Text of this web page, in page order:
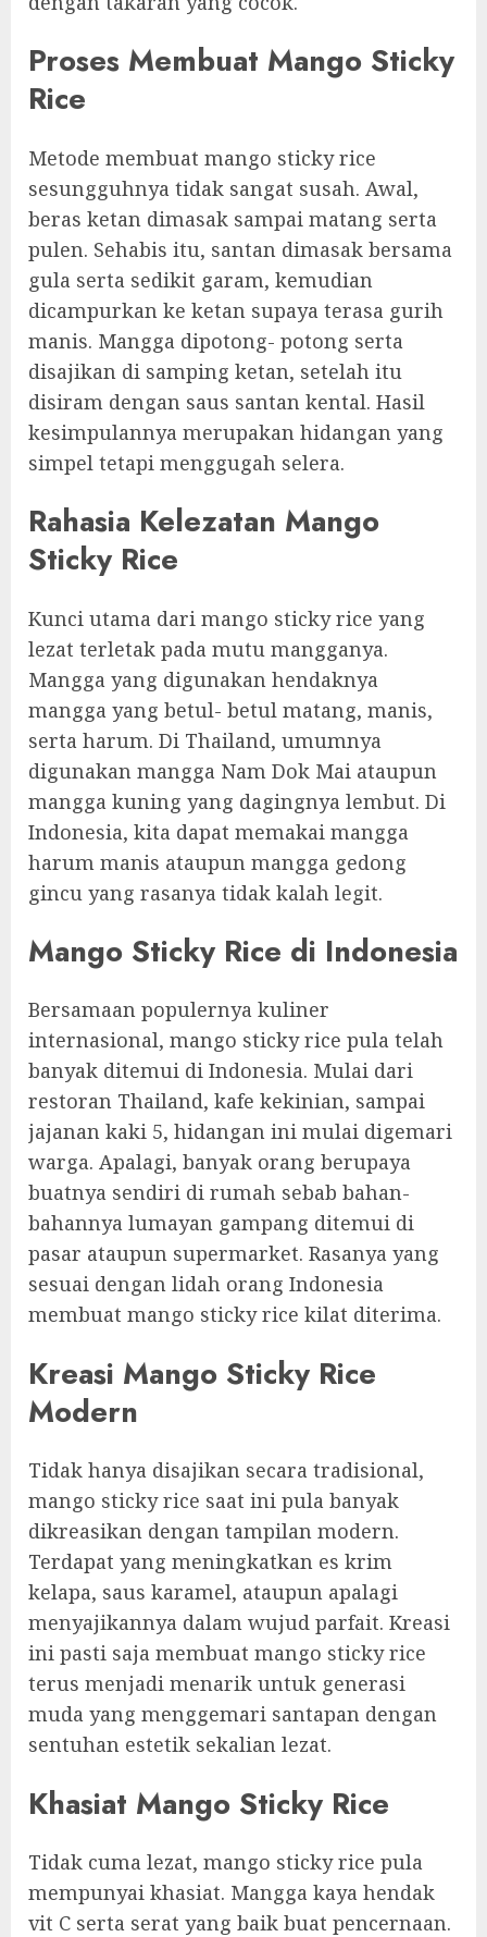
Proses Membuat Mango Sticky
Rice
Metode membuat mango sticky rice
sesungguhnya tidak sangat susah. Awal,
beras ketan dimasak sampai matang serta
pulen. Sehabis itu, santan dimasak bersama
gula serta sedikit garam, kemudian
dicampurkan ke ketan supaya terasa gurih
manis. Mangga dipotong- potong serta
disajikan di samping ketan, setelah itu
disiram dengan saus santan kental. Hasil
kesimpulannya merupakan hidangan yang
simpel tetapi menggugah selera.
Rahasia Kelezatan Mango
Sticky Rice
Kunci utama dari mango sticky rice yang
lezat terletak pada mutu mangganya.
Mangga yang digunakan hendaknya
mangga yang betul- betul matang, manis,
serta harum. Di Thailand, umumnya
digunakan mangga Nam Dok Mai ataupun
mangga kuning yang dagingnya lembut. Di
Indonesia, kita dapat memakai mangga
harum manis ataupun mangga gedong
gincu yang rasanya tidak kalah legit.
Mango Sticky Rice di Indonesia
Bersamaan populernya kuliner
internasional, mango sticky rice pula telah
banyak ditemui di Indonesia. Mulai dari
restoran Thailand, kafe kekinian, sampai
jajanan kaki 5, hidangan ini mulai digemari
warga. Apalagi, banyak orang berupaya
buatnya sendiri di rumah sebab bahan-
bahannya lumayan gampang ditemui di
pasar ataupun supermarket. Rasanya yang
sesuai dengan lidah orang Indonesia
membuat mango sticky rice kilat diterima.
Kreasi Mango Sticky Rice
Modern
Tidak hanya disajikan secara tradisional,
mango sticky rice saat ini pula banyak
dikreasikan dengan tampilan modern.
Terdapat yang meningkatkan es krim
kelapa, saus karamel, ataupun apalagi
menyajikannya dalam wujud parfait. Kreasi
ini pasti saja membuat mango sticky rice
terus menjadi menarik untuk generasi
muda yang menggemari santapan dengan
sentuhan estetik sekalian lezat.
Khasiat Mango Sticky Rice
Tidak cuma lezat, mango sticky rice pula
mempunyai khasiat. Mangga kaya hendak
vit C serta serat yang baik buat pencernaan.